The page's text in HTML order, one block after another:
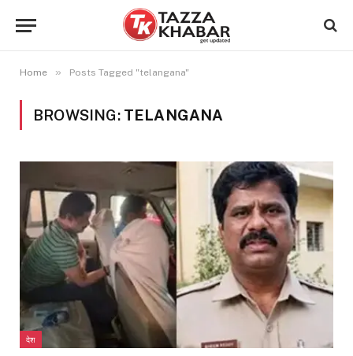
Home » Posts Tagged "telangana"
BROWSING: TELANGANA
देश